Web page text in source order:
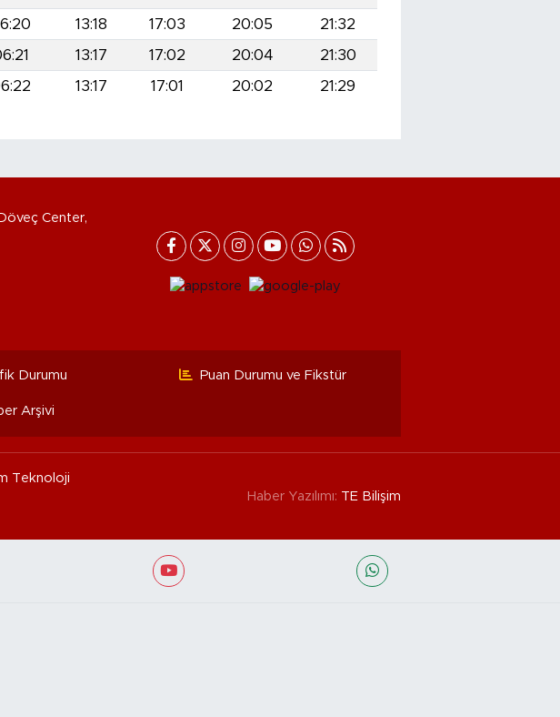
13:18 17:03 20:05
21:32
13:17 17:02 20:04
21:30
13:17 17:01 20:02 21:29
Center,
Durumu Puan Durumu ve Fikstür
Arşivi
Teknoloji
Haber Yazılımı: TE Bilişim